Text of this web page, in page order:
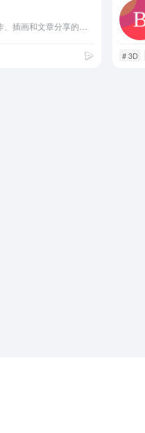
# 3D